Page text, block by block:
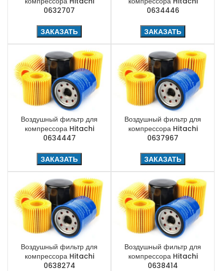
0632707
ЗАКАЗАТЬ
0634446
ЗАКАЗАТЬ
Воздушный фильтр для
компрессора Hitachi
0634447
ЗАКАЗАТЬ
Воздушный фильтр для
компрессора Hitachi
0637967
ЗАКАЗАТЬ
Воздушный фильтр для
компрессора Hitachi
0638274
Воздушный фильтр для
компрессора Hitachi
0638414